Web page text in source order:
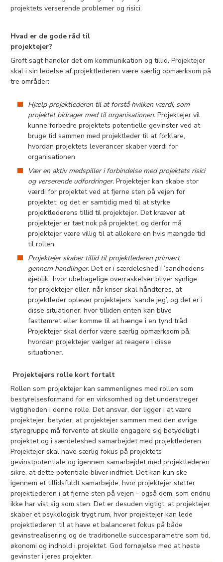
projektets verserende problemer og risici.
Hvad er de gode råd til
projektejer?
Groft sagt handler det om kommunikation og tillid. Projektejer
skal i sin ledelse af projektlederen være særlig opmærksom på
tre områder:
Hjælp projektlederen til at forstå hvilken værdi, som
projektet bidrager med til organisationen. Projektejer vil
kunne forbedre projektets potentielle gevinster ved at
bruge tid sammen med projektleder til at forklare,
hvordan projektets leverancer skaber værdi for
organisationen
Vær en aktiv medspiller i forbindelse med projektets risici
og verserende udfordringer. Projektejer kan skabe stor
værdi for projektet ved at fjerne sten på vejen for
projektet, og det er samtidig med til at styrke
projektlederens tillid til projektejer. Det kræver at
projektejer er tæt nok på projektet, og derfor må
projektejer være villig til at allokere en hvis mængde tid
til rollen
Projektejer skaber tillid til projektlederen primært
gennem handlinger. Det er i særdeleshed i ’sandhedens
øjeblik’, hvor ubehagelige overraskelser bliver synlige
for projektejer eller, når kriser skal håndteres, at
projektleder oplever projektejers ’sande jeg’, og det er i
disse situationer, hvor tilliden enten kan blive
fasttømret eller komme til at hænge i en tynd tråd.
Projektejer skal derfor være særlig opmærksom på,
hvordan projektejer vælger at reagere i disse
situationer.
Projektejers rolle kort fortalt
Rollen som projektejer kan sammenlignes med rollen som
bestyrelsesformand for en virksomhed og det understreger
vigtigheden i denne rolle. Det ansvar, der ligger i at være
projektejer, betyder, at projektejer sammen med den øvrige
styregruppe må forvente at skulle engagere sig betydeligt i
projektet og i særdeleshed samarbejdet med projektlederen.
Projektejer skal have særlig fokus på projektets
gevinstpotentiale og igennem samarbejdet med projektlederen
sikre, at dette potentiale bliver indfriet. Det kan kun ske
igennem et tillidsfuldt samarbejde, hvor projektejer støtter
projektlederen i at fjerne sten på vejen – også dem, som endnu
ikke har vist sig som sten. Det er desuden vigtigt, at projektejer
skaber et psykologisk trygt rum, hvor projektejer kan lede
projektlederen til at have et balanceret fokus på både
gevinstrealisering og de traditionelle succesparametre som tid,
økonomi og indhold i projektet. God fornøjelse med at høste
gevinster i jeres projekter.